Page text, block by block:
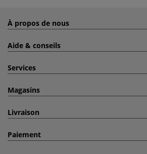
À propos de nous
Aide & conseils
Services
Magasins
Livraison
Paiement